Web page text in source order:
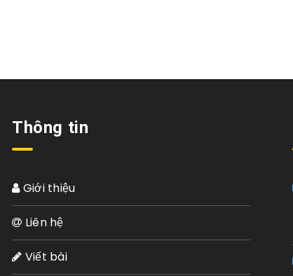
Thông tin
Giới thiệu
Liên hệ
Viết bài